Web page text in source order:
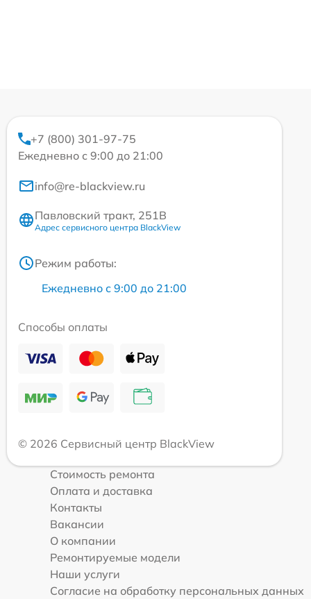
+7 (800) 301-97-75
Ежедневно с 9:00 до 21:00
info@re-blackview.ru
Павловский тракт, 251В
Адрес сервисного центра BlackView
Режим работы:
Ежедневно с 9:00 до 21:00
Способы оплаты
© 2026 Сервисный центр BlackView
Стоимость ремонта
Оплата и доставка
Контакты
Вакансии
О компании
Ремонтируемые модели
Наши услуги
Согласие на обработку персональных данных